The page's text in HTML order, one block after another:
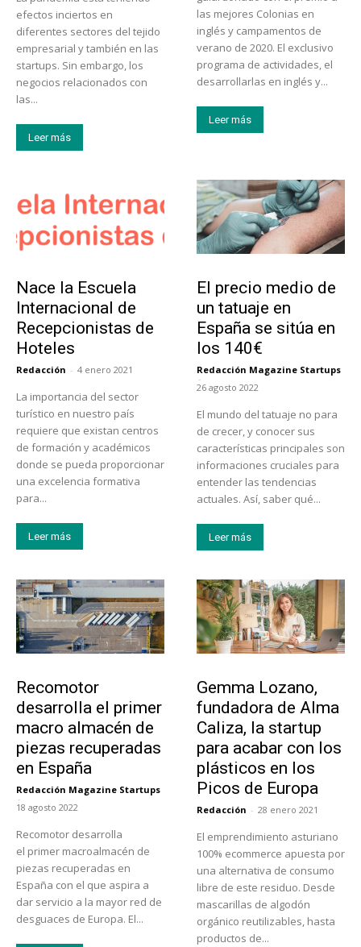
efectos inciertos en
diferentes sectores del tejido
empresarial y también en las
startups. Sin embargo, los
negocios relacionados con
las...
Leer más
las mejores Colonias en
inglés y campamentos de
verano de 2020. El exclusivo
programa de actividades, el
desarrollarlas en inglés y...
Leer más
Nace la Escuela
Internacional de
Recepcionistas de
Hoteles
Redacción - 4 enero 2021
La importancia del sector
turístico en nuestro país
requiere que existan centros
de formación y académicos
donde se pueda proporcionar
una excelencia formativa
para...
Leer más
El precio medio de
un tatuaje en
España se sitúa en
los 140€
Redacción Magazine Startups
-
26 agosto 2022
El mundo del tatuaje no para
de crecer, y conocer sus
características principales son
informaciones cruciales para
entender las tendencias
actuales. Así, saber qué...
Leer más
Recomotor
desarrolla el primer
macro almacén de
piezas recuperadas
en España
Redacción Magazine Startups
-
18 agosto 2022
Recomotor desarrolla
el primer macroalmacén de
piezas recuperadas en
España con el que aspira a
dar servicio a la mayor red de
desguaces de Europa. El...
Gemma Lozano,
fundadora de Alma
Caliza, la startup
para acabar con los
plásticos en los
Picos de Europa
Redacción - 28 enero 2021
El emprendimiento asturiano
100% ecommerce apuesta por
una alternativa de consumo
libre de este residuo. Desde
mascarillas de algodón
orgánico reutilizables, hasta
productos de...